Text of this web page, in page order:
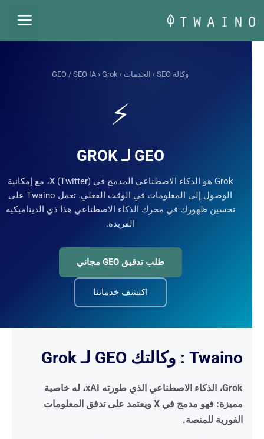
وكالة SEO ›الخدمات›
GEO / SEO IA› Grok
⚡
GEO لـ GROK
Grok هو الذكاء الاصطناعي المدمج في X (Twitter)، مع إمكانية
الوصول إلى المعلومات في الوقت الفعلي. تعمل Twaino على
تحسين ظهورك في محرك الذكاء الاصطناعي هذا ذي الديناميكية
الفريدة.
طلب تدقيق GEO مجاني
اكتشف خدماتنا
Twaino : وكالتك GEO لـ Grok
Grok، الذكاء الاصطناعي الذي طورته xAI، له خاصية
مميزة: فهو مدمج في X ويعتمد على تدفق المعلومات
الفورية للمنصة.